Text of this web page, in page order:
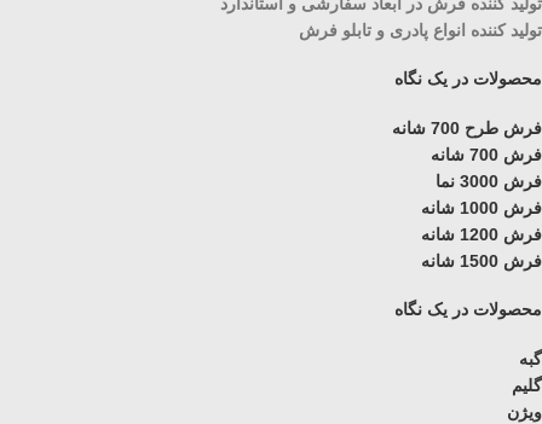
تولید کننده فرش در ابعاد سفارشی و استاندارد
تولید کننده انواع پادری و تابلو فرش
محصولات در یک نگاه
فرش طرح 700 شانه
فرش 700 شانه
فرش 3000 نما
فرش 1000 شانه
فرش 1200 شانه
فرش 1500 شانه
محصولات در یک نگاه
گبه
گلیم
ویژن